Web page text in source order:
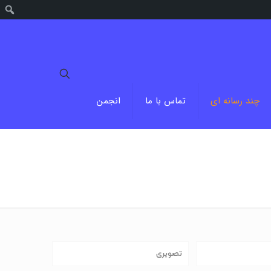
چند رسانه ای تماس با ما انجمن
تصویری